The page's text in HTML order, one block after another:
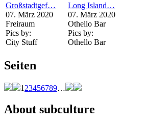
Großstadtgef…
07. März 2020
Freiraum
Pics by:
City Stuff
Long Island…
07. März 2020
Othello Bar
Pics by:
Othello Bar
Seiten
1 23456789…
About subculture